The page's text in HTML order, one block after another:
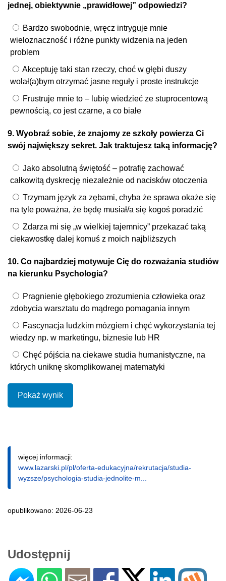
jednej, obiektywnie „prawidłowej” odpowiedzi?
Bardzo swobodnie, wręcz intryguje mnie
wieloznaczność i różne punkty widzenia na jeden
problem
Akceptuję taki stan rzeczy, choć w głębi duszy
wolał(a)bym otrzymać jasne reguły i proste instrukcje
Frustruje mnie to – lubię wiedzieć ze stuprocentową
pewnością, co jest czarne, a co białe
9. Wyobraź sobie, że znajomy ze szkoły powierza Ci
swój największy sekret. Jak traktujesz taką informację?
Jako absolutną świętość – potrafię zachować
całkowitą dyskrecję niezależnie od nacisków otoczenia
Trzymam język za zębami, chyba że sprawa okaże się
na tyle poważna, że będę musiał/a się kogoś poradzić
Zdarza mi się „w wielkiej tajemnicy” przekazać taką
ciekawostkę dalej komuś z moich najbliższych
10. Co najbardziej motywuje Cię do rozważania studiów
na kierunku Psychologia?
Pragnienie głębokiego zrozumienia człowieka oraz
zdobycia warsztatu do mądrego pomagania innym
Fascynacja ludzkim mózgiem i chęć wykorzystania tej
wiedzy np. w marketingu, biznesie lub HR
Chęć pójścia na ciekawe studia humanistyczne, na
których uniknę skomplikowanej matematyki
Pokaż wynik
więcej informacji:
www.lazarski.pl/pl/oferta-edukacyjna/rekrutacja/studia-
wyzsze/psychologia-studia-jednolite-m...
opublikowano: 2026-06-23
Udostępnij